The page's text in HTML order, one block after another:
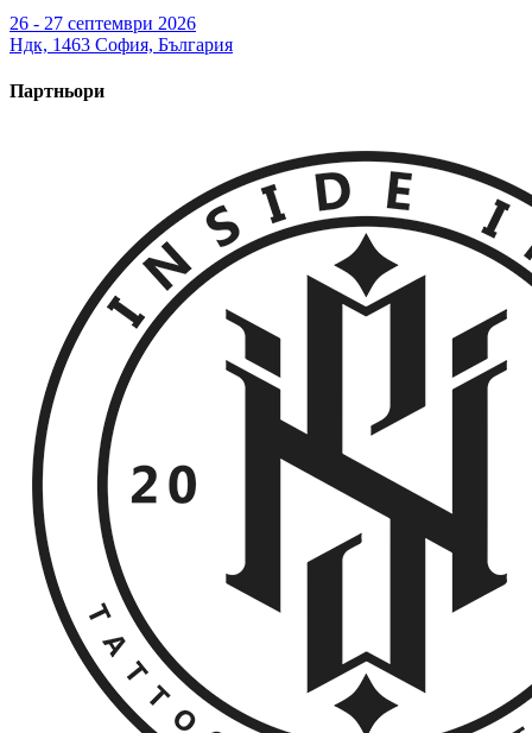
26 - 27 септември 2026
Ндк, 1463 София, България
Партньори